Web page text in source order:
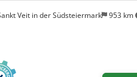
Veit in der Südsteiermark 953 km